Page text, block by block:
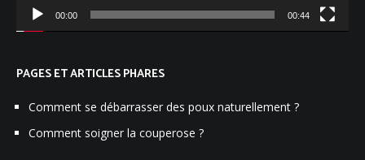
00:00 00:44
PAGES ET ARTICLES PHARES
Comment se débarrasser des poux naturellement ?
Comment soigner la couperose ?